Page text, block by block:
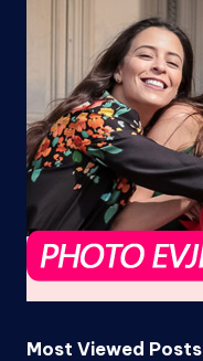
Most Viewed Posts